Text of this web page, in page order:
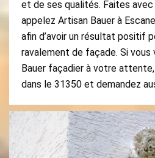
et de ses qualités. Faites
appelez Artisan Bauer à
afin d’avoir un résultat positif
ravalement de façade. Si vous
Bauer façadier à votre
dans le 31350 et demandez